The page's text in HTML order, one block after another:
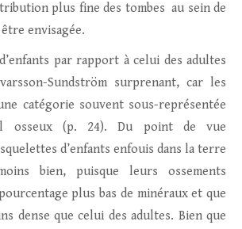
plus fine des tombes au sein de
envisagée.
par rapport à celui des adultes
Sundström surprenant, car les
catégorie souvent sous-représentée
osseux (p. 24). Du point de vue
d’enfants enfouis dans la terre
bien, puisque leurs ossements
plus bas de minéraux et que
dense que celui des adultes. Bien que